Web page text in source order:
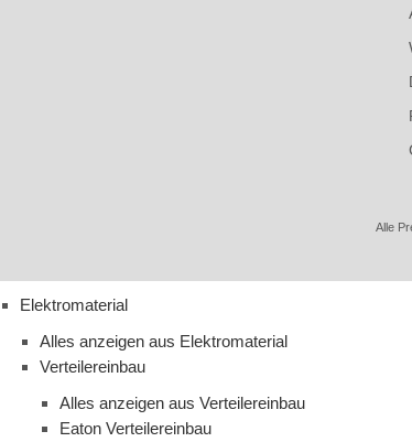
Alle
Elektromaterial
Alles anzeigen aus Elektromaterial
Verteilereinbau
Alles anzeigen aus Verteilereinbau
Eaton Verteilereinbau